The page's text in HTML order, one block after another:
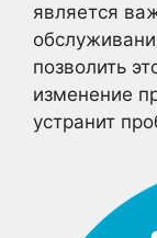
является
позволить
изменение
устранит